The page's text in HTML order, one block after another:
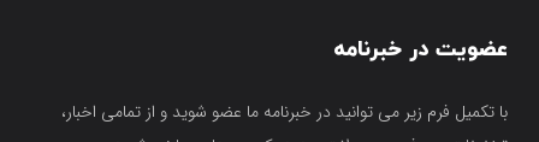
عضویت در خبرنامه
با تکمیل فرم زیر می توانید در خبرنامه ما عضو شوید و از تمامی اخبار،